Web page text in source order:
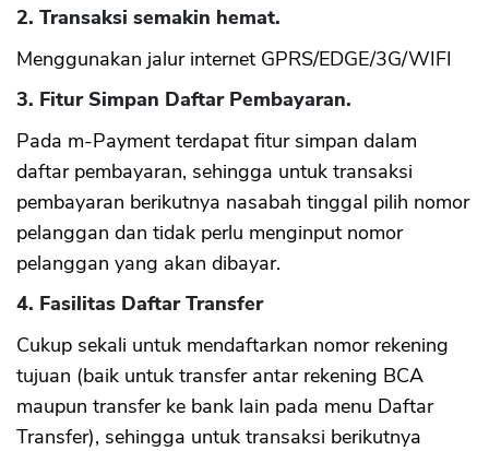
2. Transaksi semakin hemat.
Menggunakan jalur internet GPRS/EDGE/3G/WIFI
3. Fitur Simpan Daftar Pembayaran.
Pada m-Payment terdapat fitur simpan dalam
daftar pembayaran, sehingga untuk transaksi
pembayaran berikutnya nasabah tinggal pilih nomor
pelanggan dan tidak perlu menginput nomor
pelanggan yang akan dibayar.
4. Fasilitas Daftar Transfer
Cukup sekali untuk mendaftarkan nomor rekening
tujuan (baik untuk transfer antar rekening BCA
maupun transfer ke bank lain pada menu Daftar
Transfer), sehingga untuk transaksi berikutnya